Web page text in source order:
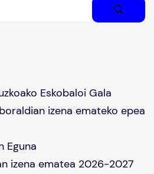
Eskobaloi Gala
izena emateko epea
Eguna
izena ematea 2026-2027